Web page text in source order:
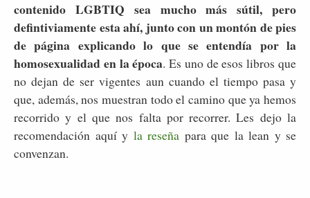
contenido LGBTIQ sea mucho más sútil, pero
defintiviamente esta ahí, junto con un montón de pies
de página explicando lo que se entendía por la
homosexualidad en la época. Es uno de esos libros que
no dejan de ser vigentes aun cuando el tiempo pasa y
que, además, nos muestran todo el camino que ya hemos
recorrido y el que nos falta por recorrer. Les dejo la
recomendación aquí y la reseña para que la lean y se
convenzan.